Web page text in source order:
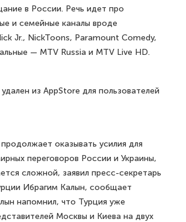
в России. Речь идет про
и семейные каналы вроде
Jr., NickToons, Paramount Comedy,
— MTV Russia и MTV Live HD.
удален из AppStore для пользователей
продолжает оказывать усилия для
переговоров России и Украины,
сложной, заявил пресс-секретарь
Ибрагим Калын, сообщает
напомнил, что Турция уже
Москвы и Киева на двух